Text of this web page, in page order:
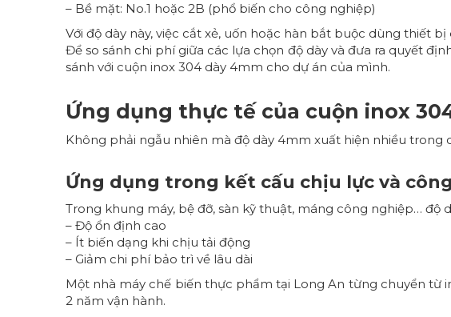
– Bề mặt: No.1 hoặc 2B (phổ biến cho công nghiệp)
Với độ dày này, việc cắt xẻ, uốn hoặc hàn bắt buộc dùng thiết
Để so sánh chi phí giữa các lựa chọn độ dày và đưa ra quyết
sánh với cuộn inox 304 dày 4mm cho dự án của mình.
Ứng dụng thực tế của cuộn inox
Không phải ngẫu nhiên mà độ dày 4mm xuất hiện nhiều trong
Ứng dụng trong kết cấu chịu lực và
Trong khung máy, bệ đỡ, sàn kỹ thuật, máng công nghiệp… độ
– Độ ổn định cao
– Ít biến dạng khi chịu tải động
– Giảm chi phí bảo trì về lâu dài
Một nhà máy chế biến thực phẩm tại Long An từng chuyển từ
2 năm vận hành.